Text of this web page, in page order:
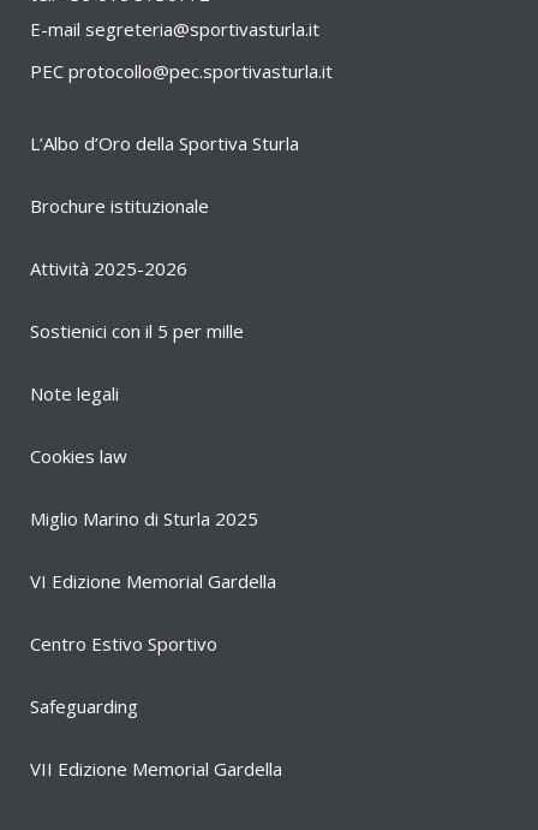
E-mail segreteria@sportivasturla.it
PEC protocollo@pec.sportivasturla.it
L’Albo d’Oro della Sportiva Sturla
Brochure istituzionale
Attività 2025-2026
Sostienici con il 5 per mille
Note legali
Cookies law
Miglio Marino di Sturla 2025
VI Edizione Memorial Gardella
Centro Estivo Sportivo
Safeguarding
VII Edizione Memorial Gardella